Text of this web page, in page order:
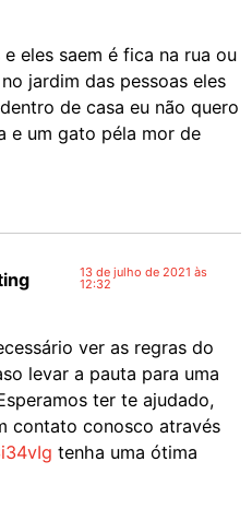
eles saem é fica na rua ou
jardim das pessoas eles
de casa eu não quero
e um gato péla mor de
13 de julho de 2021 às
12:32
ver as regras do
levar a pauta para uma
ter te ajudado,
contato conosco através
tenha uma ótima